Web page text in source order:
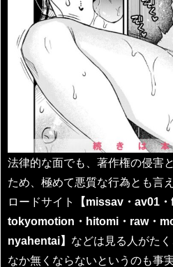
法律的な面でも、著作権の侵害
ため、極めて悪質な行為とも言
ロードサイト
【missav・av01
tokyomotion・hitomi・raw・
nyahentai】 などは見る人がた
なか無くならないというのも事実